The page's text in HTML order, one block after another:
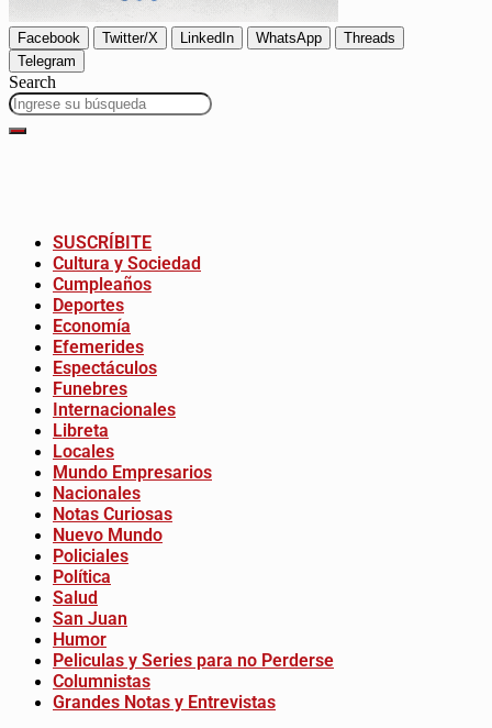
Facebook Twitter/X LinkedIn WhatsApp
Threads
Telegram
Search
SUSCRÍBITE
Cultura y Sociedad
Cumpleaños
Deportes
Economía
Efemerides
Espectáculos
Funebres
Internacionales
Libreta
Locales
Mundo Empresarios
Nacionales
Notas Curiosas
Nuevo Mundo
Policiales
Política
Salud
San Juan
Humor
Peliculas y Series para no Perderse
Columnistas
Grandes Notas y Entrevistas